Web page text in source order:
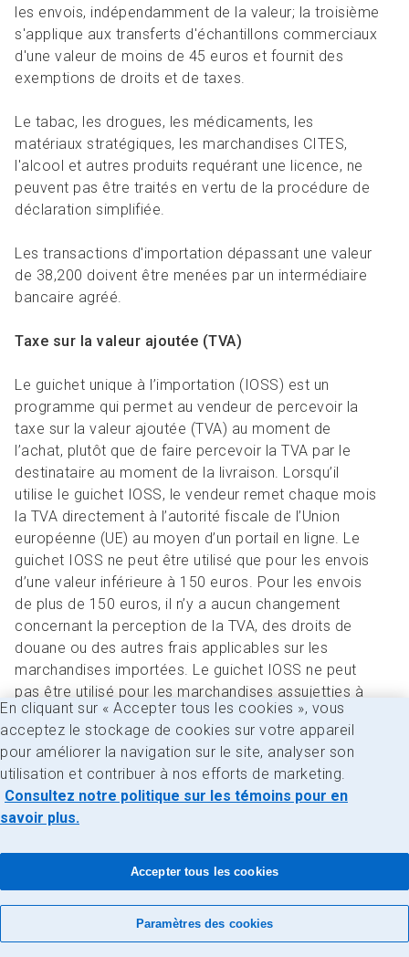
les envois, indépendamment de la valeur; la troisième
s'applique aux transferts d'échantillons commerciaux
d'une valeur de moins de 45 euros et fournit des
exemptions de droits et de taxes.
Le tabac, les drogues, les médicaments, les
matériaux stratégiques, les marchandises CITES,
l'alcool et autres produits requérant une licence, ne
peuvent pas être traités en vertu de la procédure de
déclaration simplifiée.
Les transactions d'importation dépassant une valeur
de 38,200 doivent être menées par un intermédiaire
bancaire agréé.
Taxe sur la valeur ajoutée (TVA)
Le guichet unique à l’importation (IOSS) est un
programme qui permet au vendeur de percevoir la
taxe sur la valeur ajoutée (TVA) au moment de
l’achat, plutôt que de faire percevoir la TVA par le
destinataire au moment de la livraison. Lorsqu’il
utilise le guichet IOSS, le vendeur remet chaque mois
la TVA directement à l’autorité fiscale de l’Union
européenne (UE) au moyen d’un portail en ligne. Le
guichet IOSS ne peut être utilisé que pour les envois
d’une valeur inférieure à 150 euros. Pour les envois
de plus de 150 euros, il n’y a aucun changement
concernant la perception de la TVA, des droits de
douane ou des autres frais applicables sur les
marchandises importées. Le guichet IOSS ne peut
pas être utilisé pour les marchandises assujetties à
des droits d’accise (comme le tabac ou l’alcool) ou
les cadeaux. Vous trouverez d’autres
renseignements sur le programmeici .
Pour s’inscrire en vue d’obtenir un numéro IOSS, une
entreprise doit avoir une adresse dans l’un des États
pour effectuer l’inscription au guichet IOSS. Si vous
vendez par l’entremise d’une plateforme d’expédition
en ligne ou d’une place de marché, vous pouvez
communiquer avec celle-ci pour voir si elle utilise le
En cliquant sur « Accepter tous les cookies », vous
acceptez le stockage de cookies sur votre appareil
pour améliorer la navigation sur le site, analyser son
utilisation et contribuer à nos efforts de marketing.
Consultez notre politique sur les témoins pour en
savoir plus.
Paramètres des cookies
Accepter tous les cookies